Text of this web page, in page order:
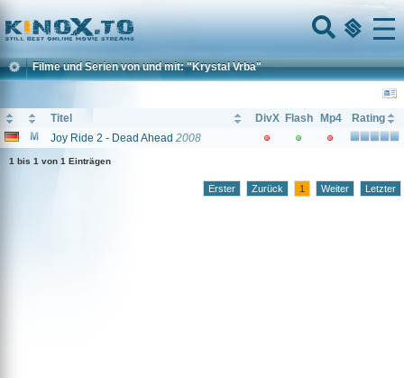
Home
Menu
Filme und Serien von und mit: "Krystal Vrba"
Titel DivX Flash Mp4
Rating
Joy Ride 2 - Dead Ahead 2008
1 bis 1 von 1 Einträgen
Erster Zurück 1 Weiter Letzter